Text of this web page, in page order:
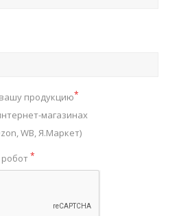
продукцию*
магазинах
WB, Я.Маркет)
*